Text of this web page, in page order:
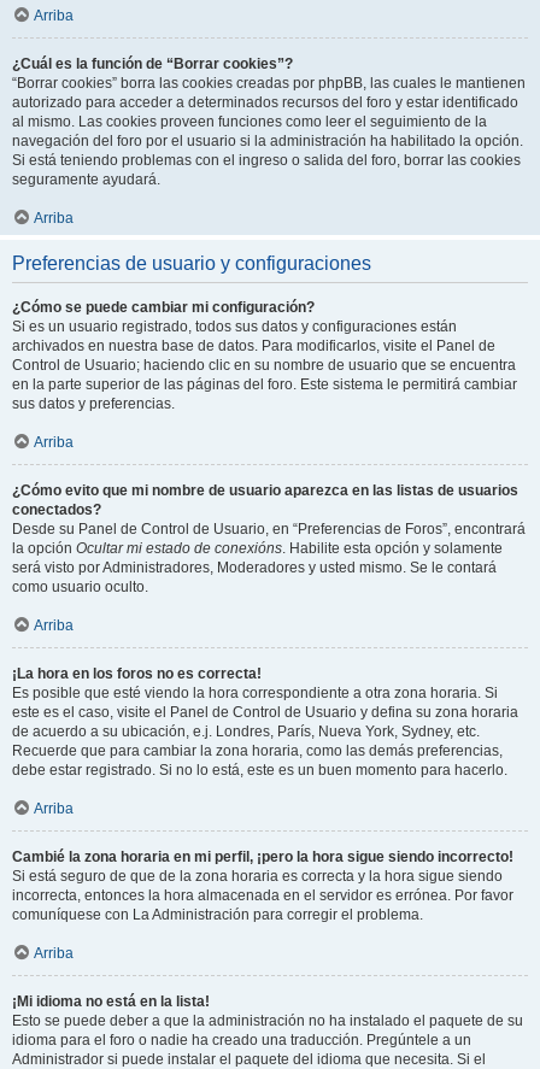
Arriba
¿Cuál es la función de “Borrar cookies”?
“Borrar cookies” borra las cookies creadas por phpBB, las cuales le mantienen
autorizado para acceder a determinados recursos del foro y estar identificado
al mismo. Las cookies proveen funciones como leer el seguimiento de la
navegación del foro por el usuario si la administración ha habilitado la opción.
Si está teniendo problemas con el ingreso o salida del foro, borrar las cookies
seguramente ayudará.
Arriba
Preferencias de usuario y configuraciones
¿Cómo se puede cambiar mi configuración?
Si es un usuario registrado, todos sus datos y configuraciones están
archivados en nuestra base de datos. Para modificarlos, visite el Panel de
Control de Usuario; haciendo clic en su nombre de usuario que se encuentra
en la parte superior de las páginas del foro. Este sistema le permitirá cambiar
sus datos y preferencias.
Arriba
¿Cómo evito que mi nombre de usuario aparezca en las listas de usuarios
conectados?
Desde su Panel de Control de Usuario, en “Preferencias de Foros”, encontrará
la opción Ocultar mi estado de conexións. Habilite esta opción y solamente
será visto por Administradores, Moderadores y usted mismo. Se le contará
como usuario oculto.
Arriba
¡La hora en los foros no es correcta!
Es posible que esté viendo la hora correspondiente a otra zona horaria. Si
este es el caso, visite el Panel de Control de Usuario y defina su zona horaria
de acuerdo a su ubicación, e.j. Londres, París, Nueva York, Sydney, etc.
Recuerde que para cambiar la zona horaria, como las demás preferencias,
debe estar registrado. Si no lo está, este es un buen momento para hacerlo.
Arriba
Cambié la zona horaria en mi perfil, ¡pero la hora sigue siendo incorrecto!
Si está seguro de que de la zona horaria es correcta y la hora sigue siendo
incorrecta, entonces la hora almacenada en el servidor es errónea. Por favor
comuníquese con La Administración para corregir el problema.
Arriba
¡Mi idioma no está en la lista!
Esto se puede deber a que la administración no ha instalado el paquete de su
idioma para el foro o nadie ha creado una traducción. Pregúntele a un
Administrador si puede instalar el paquete del idioma que necesita. Si el